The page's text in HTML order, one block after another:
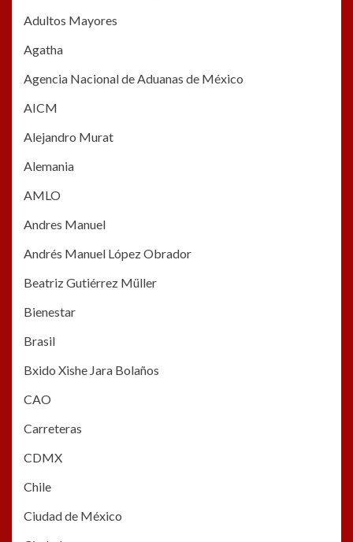
Adultos Mayores
Agatha
Agencia Nacional de Aduanas de México
AICM
Alejandro Murat
Alemania
AMLO
Andres Manuel
Andrés Manuel López Obrador
Beatriz Gutiérrez Müller
Bienestar
Brasil
Bxido Xishe Jara Bolaños
CAO
Carreteras
CDMX
Chile
Ciudad de México